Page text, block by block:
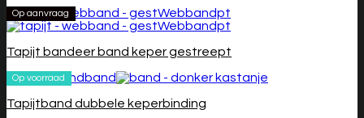
Op aanvraag
Tapijt bandeer band keper gestreept
Op voorraad
Tapijtband dubbele keperbinding